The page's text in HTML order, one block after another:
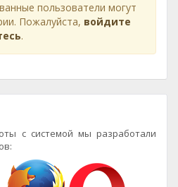
пользователи могут
Пожалуйста, войдите
.
с системой мы разработали